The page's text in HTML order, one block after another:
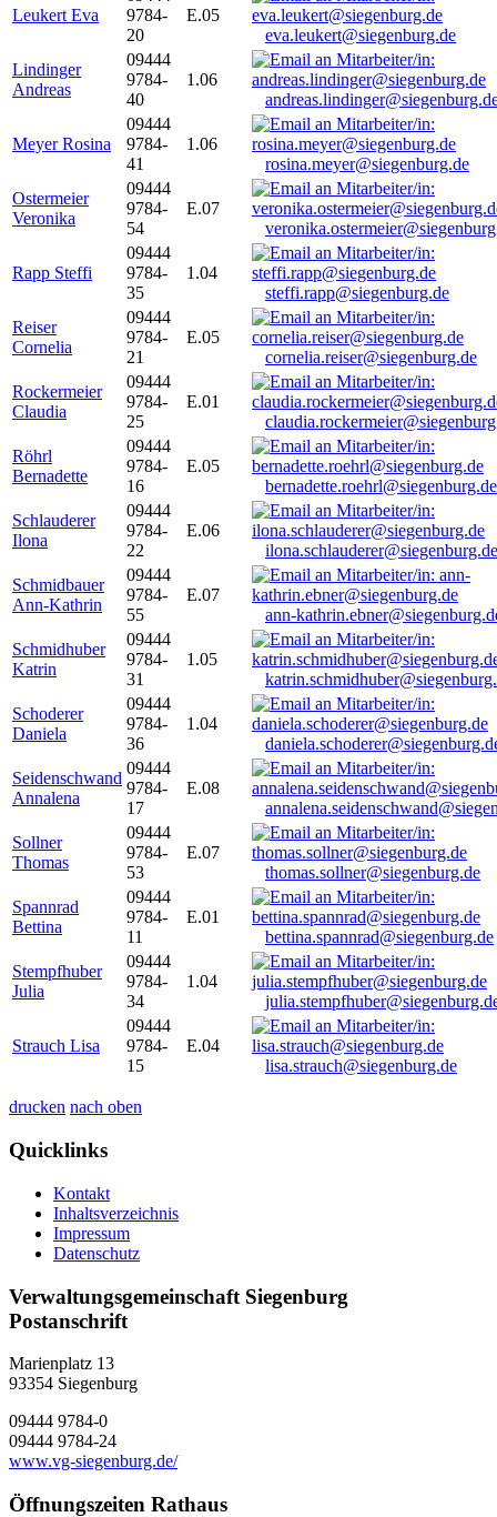
Leukert Eva
9784-
20
E.05
eva.leukert@siegenburg.de
Lindinger
Andreas
09444
9784-
40
1.06
Meyer Rosina
09444
9784-
41
1.06
rosina.meyer@siegenburg.de
Ostermeier
Veronika
09444
9784-
54
E.07
Rapp Steffi
09444
9784-
35
1.04
steffi.rapp@siegenburg.de
Reiser
Cornelia
09444
9784-
21
E.05
cornelia.reiser@siegenburg.de
Rockermeier
Claudia
09444
9784-
25
E.01
Röhrl
Bernadette
09444
9784-
16
E.05
bernadette.roehrl@siegenburg.de
Schlauderer
Ilona
09444
9784-
22
E.06
ilona.schlauderer@siegenburg.de
Schmidbauer
Ann-Kathrin
09444
9784-
55
E.07
ann-
Schmidhuber
Katrin
09444
9784-
31
1.05
Schoderer
Daniela
09444
9784-
36
1.04
Seidenschwand
Annalena
09444
9784-
17
E.08
Sollner
Thomas
09444
9784-
53
E.07
thomas.sollner@siegenburg.de
Spannrad
Bettina
09444
9784-
11
E.01
bettina.spannrad@siegenburg.de
Stempfhuber
Julia
09444
9784-
34
1.04
Strauch Lisa
09444
9784-
15
E.04
lisa.strauch@siegenburg.de
drucken nach oben
Quicklinks
Kontakt
Inhaltsverzeichnis
Impressum
Datenschutz
Verwaltungsgemeinschaft Siegenburg
Postanschrift
Marienplatz 13
93354 Siegenburg
09444 9784-0
09444 9784-24
www.vg-siegenburg.de/
Öffnungszeiten Rathaus